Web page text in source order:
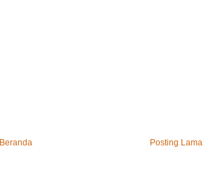
Posting Lama
Beranda